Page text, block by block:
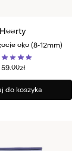
Hearty
oko (8-12mm)
59.00zł
do koszyka